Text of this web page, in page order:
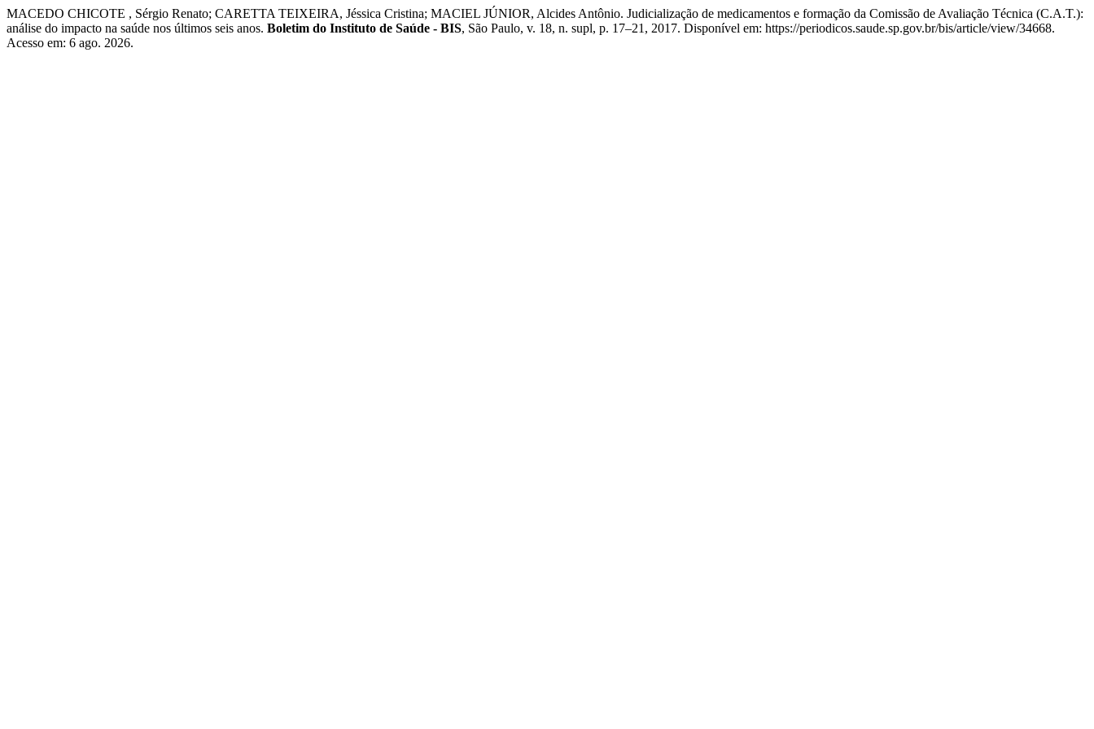
MACEDO CHICOTE , Sérgio Renato; CARETTA TEIXEIRA, Jéssica Cristina; MACIEL JÚNIOR, Alcides Antônio. Judicialização de medicamentos e formação da Comissão de Avaliação Técnica (C.A.T.):
análise do impacto na saúde nos últimos seis anos. Boletim do Instituto de Saúde - BIS, São Paulo, v. 18, n. supl, p. 17–21, 2017. Disponível em: https://periodicos.saude.sp.gov.br/bis/article/view/34668.
Acesso em: 6 ago. 2026.